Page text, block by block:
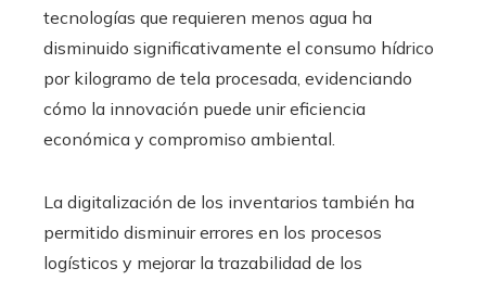
tecnologías que requieren menos agua ha
disminuido significativamente el consumo hídrico
por kilogramo de tela procesada, evidenciando
cómo la innovación puede unir eficiencia
económica y compromiso ambiental.
La digitalización de los inventarios también ha
permitido disminuir errores en los procesos
logísticos y mejorar la trazabilidad de los